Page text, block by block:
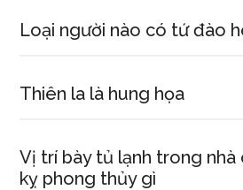
Loại người nào có tứ đào
Thiên la là hung họa
Vị trí bày tủ lạnh trong nhà
kỵ phong thủy gì